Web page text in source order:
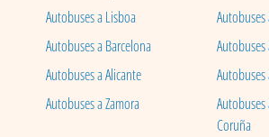
Autobuses a Lisboa
Autobuses a Barcelona
Autobuses
Autobuses a Alicante
Autobuses
Autobuses a Zamora
Coruña